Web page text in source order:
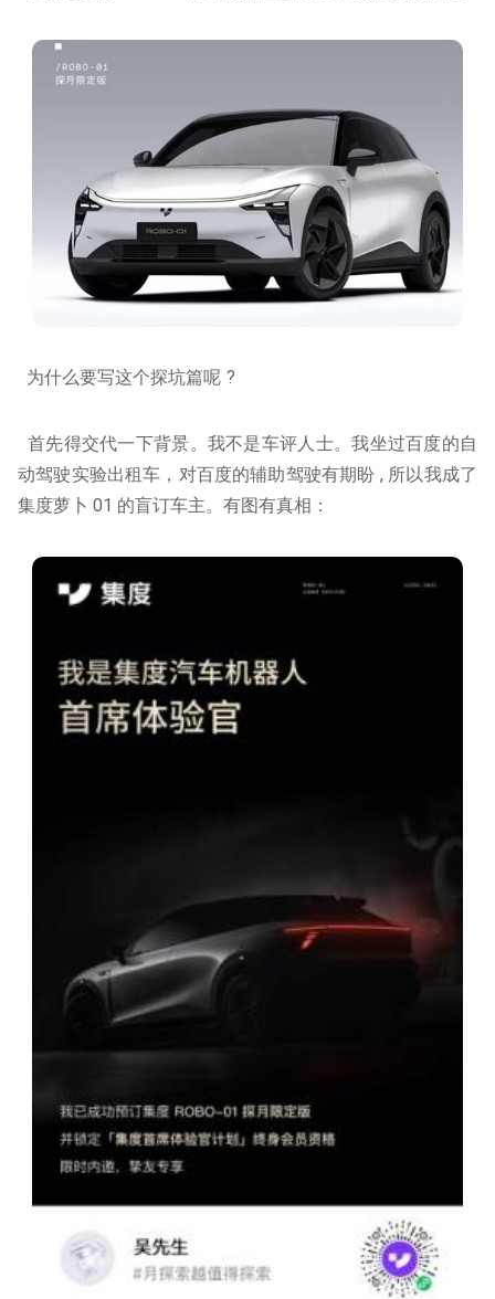
为什么要写这个探坑篇呢 ?
首先得交代一下背景。我不是车评人士。我坐过百度的自
动驾驶实验出租车，对百度的辅助驾驶有期盼 , 所以我成了
集度萝卜 01 的盲订车主。有图有真相：